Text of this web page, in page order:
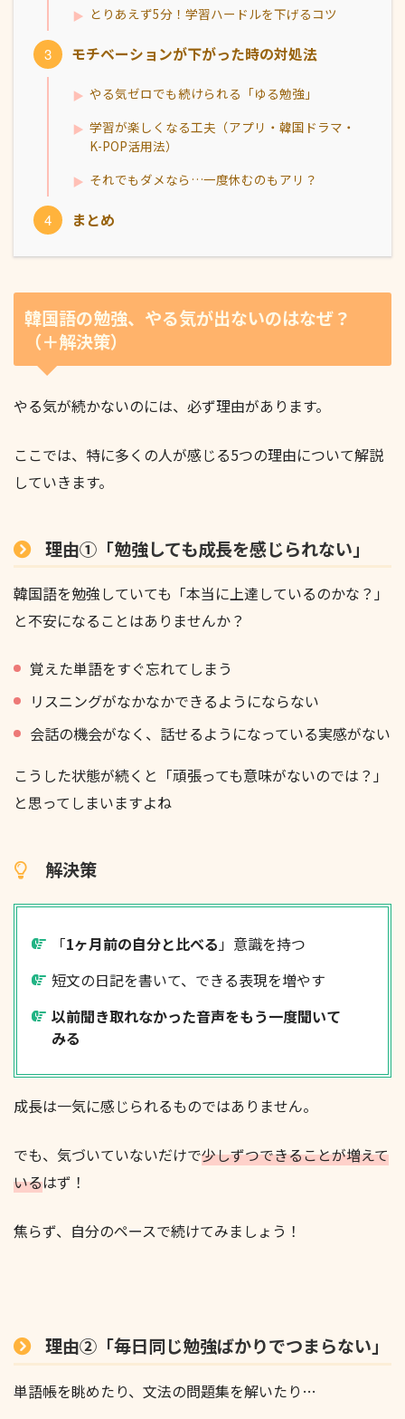
とりあえず5分！学習ハードルを下げるコツ
モチベーションが下がった時の対処法
やる気ゼロでも続けられる「ゆる勉強」
学習が楽しくなる工夫（アプリ・韓国ドラマ・
K-POP活用法）
それでもダメなら…一度休むのもアリ？
まとめ
韓国語の勉強、やる気が出ないのはなぜ？
（＋解決策）
やる気が続かないのには、必ず理由があります。
ここでは、特に多くの人が感じる5つの理由について解説
していきます。
理由①「勉強しても成長を感じられない」
韓国語を勉強していても「本当に上達しているのかな？」
と不安になることはありませんか？
覚えた単語をすぐ忘れてしまう
リスニングがなかなかできるようにならない
会話の機会がなく、話せるようになっている実感がない
こうした状態が続くと「頑張っても意味がないのでは？」
と思ってしまいますよね
解決策
「1ヶ月前の自分と比べる 」意識を持つ
短文の日記を書いて、できる表現を増やす
以前聞き取れなかった音声をもう一度聞いて
みる
成長は一気に感じられるものではありません。
でも、気づいていないだけで少しずつできることが増えて
いるはず！
焦らず、自分のペースで続けてみましょう！
理由②「毎日同じ勉強ばかりでつまらない」
単語帳を眺めたり、文法の問題集を解いたり…